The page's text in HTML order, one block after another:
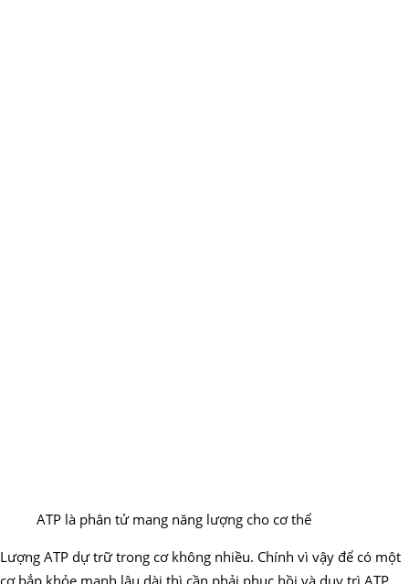
ATP là phân tử mang năng lượng cho cơ thể
Lượng ATP dự trữ trong cơ không nhiều. Chính vì vậy để có một
cơ bắp khỏe mạnh lâu dài thì cần phải phục hồi và duy trì ATP